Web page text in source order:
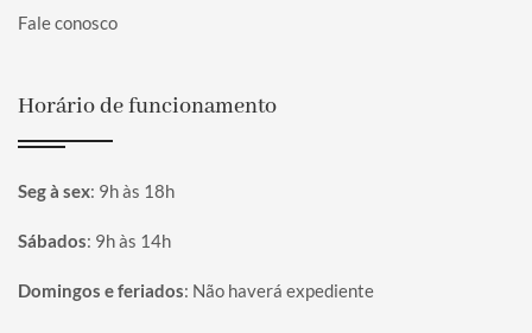
Fale conosco
Horário de funcionamento
Seg à sex: 9h às 18h
Sábados: 9h às 14h
Domingos e feriados: Não haverá expediente